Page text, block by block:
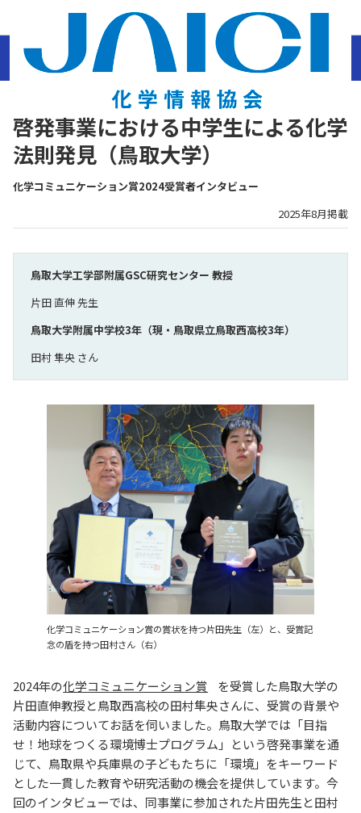
ホーム サステナビリティ 化学コミュニケーション賞
啓発事業における
中学生による化学法則発見（鳥取大学）
啓発事業における中学生による化学
法則発見（鳥取大学）
化学コミュニケーション賞2024受賞者インタビュー
2025年8月掲載
鳥取大学工学部附属GSC研究センター 教授
片田 直伸 先生
鳥取大学附属中学校3年（現・鳥取県立鳥取西高校3年）
田村 隼央 さん
化学コミュニケーション賞の賞状を持つ片田先生（左）と、受賞記
念の盾を持つ田村さん（右）
2024年の化学コミュニケーション賞
を受賞した鳥取大学の
片田直伸教授と鳥取西高校の田村隼央さんに、受賞の背景や
活動内容についてお話を伺いました。鳥取大学では「目指
せ！地球をつくる環境博士プログラム」という啓発事業を通
じて、鳥取県や兵庫県の子どもたちに「環境」をキーワード
とした一貫した教育や研究活動の機会を提供しています。今
回のインタビューでは、同事業に参加された片田先生と田村